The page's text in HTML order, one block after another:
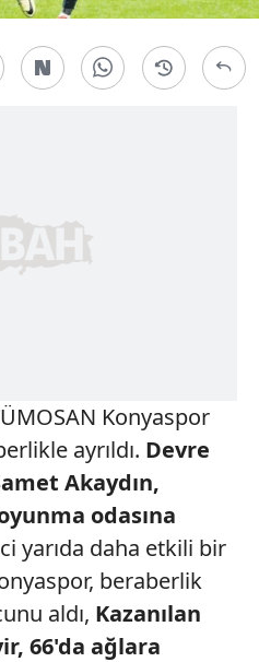
Konyaspor
ayrıldı. Devre
Akaydın,
odasına
yarıda daha etkili bir
beraberlik
aldı, Kazanılan
66'da ağlara